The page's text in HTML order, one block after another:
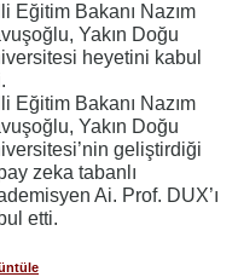
Eğitim Bakanı Nazım
Yakın Doğu
heyetini kabul
Eğitim Bakanı Nazım
Yakın Doğu
geliştirdiği
zeka tabanlı
Ai. Prof. DUX’ı
etti.